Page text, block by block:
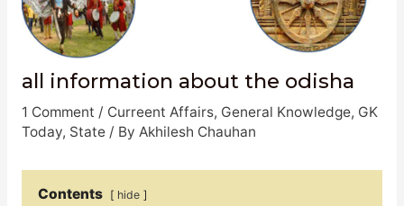
all information about the odisha
1 Comment / Curreent Affairs, General Knowledge, GK
Today, State/ By Akhilesh Chauhan
Contents hide